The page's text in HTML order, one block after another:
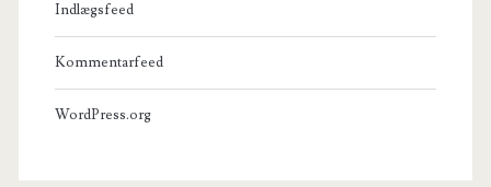
Indlægsfeed
Kommentarfeed
WordPress.org